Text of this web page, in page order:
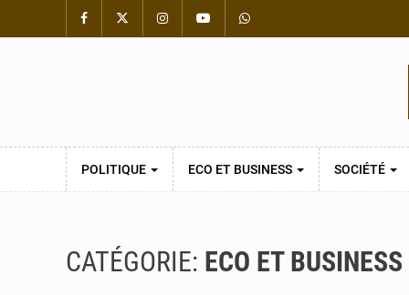
POLITIQUE ECO ET BUSINESS SOCIÉTÉ
CATÉGORIE: ECO ET BUSINESS